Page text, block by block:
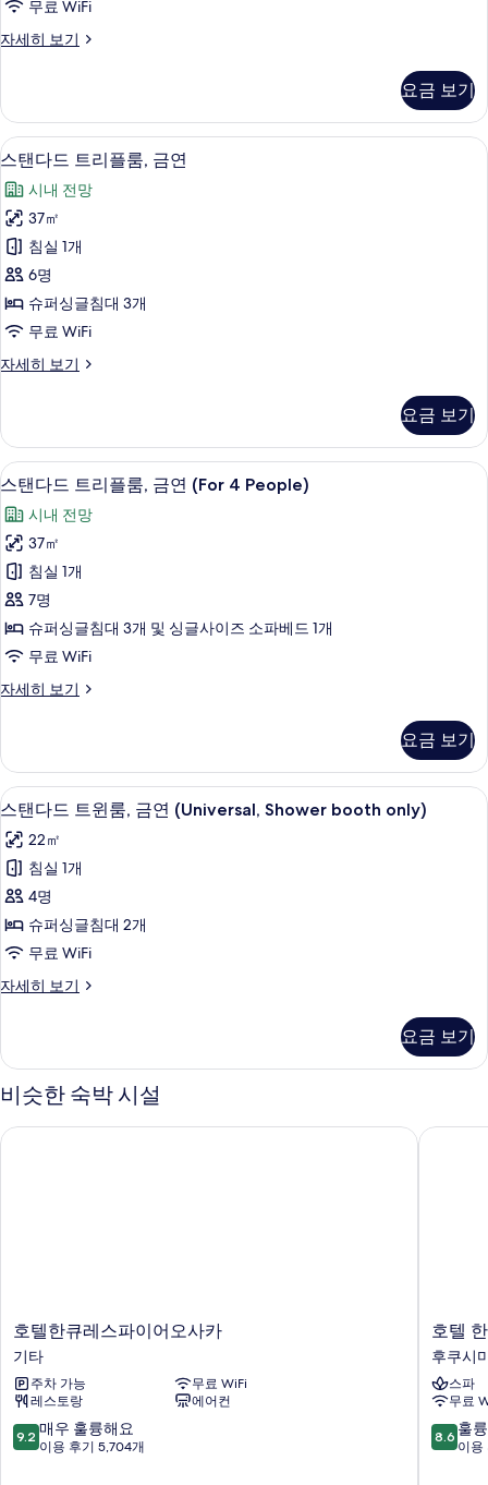
연
진
모
두
보
기
무료 WiFi
자세히 보기
슈
트
윈
룸,
연
자
세
히
보
기
요금 보기
스
탠
다
드
트
리
플
금
사
진
모
두
보
기
객실 내 금고, 책상, 암막 커튼, 무료 WiFi
10
스탠다드 트리플룸, 금연
시내 전망
37㎡
침실 1개
6명
슈퍼싱글침대 3개
무료 WiFi
자세히 보기
스
트
리
플
금
연
자
세
히
보
기
요금 보기
스
탠
다
드
트
리
플
금
(For
4
People)
사
진
모
두
보
기
스탠다드 트리플룸, 금연 (For 4
12
스탠다드 트리플룸, 금연 (For 4 People)
시내 전망
37㎡
침실 1개
7명
슈퍼싱글침대 3개 및 싱글사이즈 소파베드 1개
무료 WiFi
자세히 보기
스
트
리
플
금
연
(For
4
People)
자
세
히
요금 보기
스
탠
다
드
트
윈
금
(Universal,
Shower
booth
only)
스탠다드 트윈룸, 금연 (Universal,
5
스탠다드 트윈룸, 금연 (Universal, Shower booth only)
22㎡
침실 1개
4명
슈퍼싱글침대 2개
무료 WiFi
자세히 보기
스
트
윈
룸,
연
요금 보기
비슷한 숙박 시설
호
텔
한
큐
레
스
파
호텔한큐레스파이어오사카
기타
주차 가능
무료 WiFi
레스토랑
에어컨
10
점
9.2 매우 훌륭해요
이용 후기 5,704개
호텔한큐레스파이어오사카
호
텔
한
신
오
사
카
호텔
후쿠시
스파
무료
10
점
8.6 훌
이용
호텔 한